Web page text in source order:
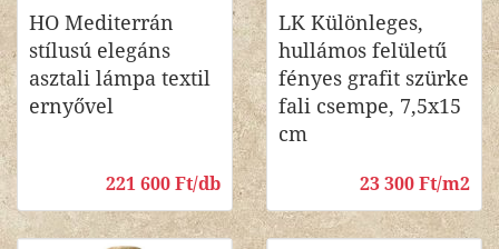
HO Mediterrán
stílusú elegáns
asztali lámpa textil
ernyővel
221 600 Ft/db
LK Különleges,
hullámos felületű
fényes grafit szürke
fali csempe, 7,5x15
cm
23 300 Ft/m2